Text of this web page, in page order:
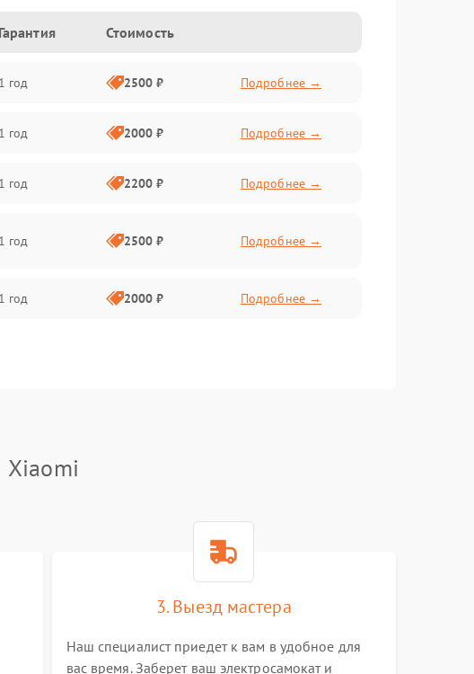
Гарантия Стоимость
1 год 2500 ₽ Подробнее →
1 год 2000 ₽ Подробнее →
1 год 2200 ₽ Подробнее →
1 год 2500 ₽ Подробнее →
1 год 2000 ₽ Подробнее →
Xiaomi
3. Выезд мастера
Наш специалист приедет к вам в удобное для
вас время. Заберет ваш электросамокат и